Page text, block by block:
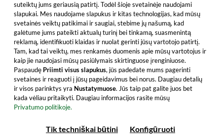
suteiktų jums geriausią patirtį. Todėl šioje svetainėje naudojami
slapukai. Mes naudojame slapukus ir kitas technologijas, kad mūsų
svetainės veiktų patikimai ir saugiai, stebime jų našumą, kad
galėtume jums pateikti aktualų turinį bei tinkamą, suasmenintą
reklamą, identifikuoti klaidas ir nuolat gerinti jūsų vartotojo patirtį.
Tam, kad tai veiktų, mes renkamės duomenis apie mūsų vartotojus ir
kaip jie naudojasi mūsų pasiūlymais skirtinguose įrenginiuose.
Paspaudę Priimti visus slapukus, jūs padedate mums pagerinti
svetaines ir reaguoti į jūsų pageidavimus bei norus. Daugiau detalių
ir visos parinktys yra Nustatymuose. Jūs taip pat galite juos bet
kada vėliau pritaikyti. Daugiau informacijos rasite mūsų
Privatumo politikoje.
Tik techniškai būtini Konfigūruoti